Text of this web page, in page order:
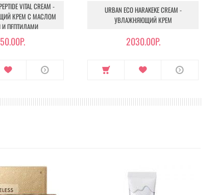
VITAL CREAM -
КРЕМ С МАСЛОМ
ПЕПТИДАМИ
URBAN ECO HARAKEKE CREAM -
УВЛАЖНЯЮЩИЙ КРЕМ
2030.00Р.